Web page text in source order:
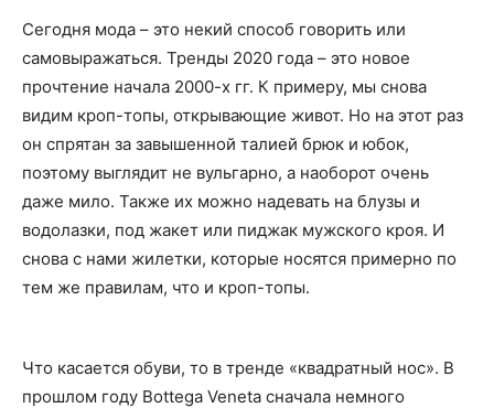
Сегодня мода – это некий способ говорить или
самовыражаться. Тренды 2020 года – это новое
прочтение начала 2000-х гг. К примеру, мы снова
видим кроп-топы, открывающие живот. Но на этот раз
он спрятан за завышенной талией брюк и юбок,
поэтому выглядит не вульгарно, а наоборот очень
даже мило. Также их можно надевать на блузы и
водолазки, под жакет или пиджак мужского кроя. И
снова с нами жилетки, которые носятся примерно по
тем же правилам, что и кроп-топы.
Что касается обуви, то в тренде «квадратный нос». В
прошлом году Bottega Veneta сначала немного